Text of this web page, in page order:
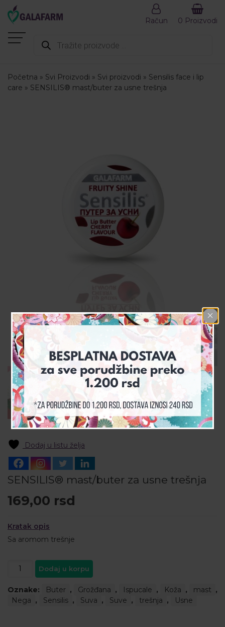
search
Račun 0 Proizvodi
Početna » Svi Proizvodi » Svi proizvodi » Sensilis face i lip
care » SENSILIS® mast/buter za usne trešnja
Dodaj u listu želja
SENSILIS® mast/buter za usne trešnja
169,00 rsd
Kratak opis
Sa aromom trešnje
SENSILIS®
mast/buter
za
usne
trešnja
Dodaj u korpu
Oznake: Buter , Grožđana , Ispucale , Koža , mast ,
Nega , Sensilis , Suva , Suve , trešnja , Usne